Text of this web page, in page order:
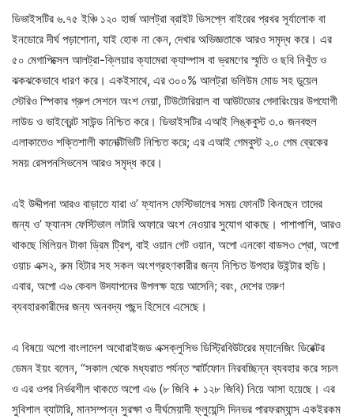
ডিভাইসটির ৬.৭৫ ইঞ্চি ১২০ হার্জ আলট্রা ব্রাইট ডিসপ্লে বাইরের প্রখর সূর্যালোক বা
ইনডোরে দীর্ঘ পড়াশোনা, যাই হোক না কেন, দেখার অভিজ্ঞতাকে আরও সমৃদ্ধ করে। এর
৫০ মেগাপিক্সেল আলট্রা-ক্লিয়ার ক্যামেরা ক্যাম্পাস বা ভ্রমণের স্মৃতি ও ছবি নিখুঁত ও
ঝকঝকেভাবে ধারণ করে। একইসাথে, এর ৩০০% আলট্রা ভলিউম মোড সহ ডুয়েল
স্টেরিও স্পিকার গ্রুপ সেশনে অংশ নেয়া, টিউটোরিয়াল বা আউটডোর গেদারিংয়ের উপযোগী
লাউড ও ভাইব্রেন্ট সাউন্ড নিশ্চিত করে। ডিভাইসটির এআই লিঙ্কবুস্ট ৩.০ জনবহুল
এলাকাতেও শক্তিশালী কানেক্টিভিটি নিশ্চিত করে; এর এআই গেমবুস্ট ২.০ গেম ব্রেকের
সময় রেসপনসিভনেস আরও সমৃদ্ধ করে।
এই উদ্দীপনা আরও বাড়াতে যারা ও’ ফ্যানস ফেস্টিভালের সময় ফোনটি কিনছেন তাদের
জন্য ও’ ফ্যানস ফেস্টিভাল লটারি অফারে অংশ নেওয়ার সুযোগ থাকছে। পাশাপাশি, আরও
থাকছে মিলিয়ন টাকা ড্রিম ট্রিপ, বাই ওয়ান গেট ওয়ান, অপো এনকো বাডস৩ প্রো, অপো
ওয়াচ এক্স২, রুম হিটার সহ সকল অংশগ্রহণকারীর জন্য নিশ্চিত উপহার উইন্টার হুডি।
এবার, অপো এ৬ কেবল উদযাপনের উপলক্ষ হয়ে আসেনি; বরং, দেশের তরুণ
ব্যবহারকারীদের জন্য অনবদ্য পছন্দ হিসেবে এসেছে।
এ বিষয়ে অপো বাংলাদেশ অথোরাইজড এক্সক্লুসিভ ডিস্ট্রিবিউটরের ম্যানেজিং ডিরেক্টর
ডেমন ইয়ং বলেন, “সকাল থেকে মধ্যরাত পর্যন্ত স্মার্টফোন নিরবচ্ছিন্ন ব্যবহার করে সচল
ও এর ওপর নির্ভরশীল থাকতে অপো এ৬ (৮ জিবি + ১২৮ জিবি) নিয়ে আসা হয়েছে। এর
সুবিশাল ব্যাটারি, মানসম্পন্ন সুরক্ষা ও দীর্ঘমেয়াদী ফ্লুয়েন্সি দিনভর পারফরম্যান্স একইরকম